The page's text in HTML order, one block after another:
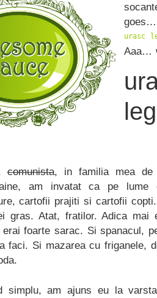
goes…
urasc
Aaa…
comunista, in familia mea de
am invatat ca pe lume
cartofii prajiti si cartofii
gras. Atat, fratilor. Adica mai
erai foarte sarac. Si spanacul,
faci. Si mazarea cu friganele,
simplu, am ajuns eu la